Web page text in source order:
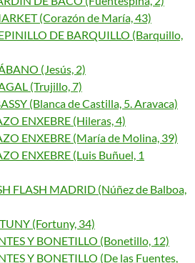
(Corazón de María, 43)
DE BARQUILLO (Barquillo,
(Jesús, 2)
(Trujillo, 7)
(Blanca de Castilla, 5. Aravaca)
ENXEBRE (Hileras, 4)
ENXEBRE (María de Molina, 39)
ENXEBRE (Luis Buñuel, 1
FLASH MADRID (Núñez de Balboa,
(Fortuny, 34)
Y BONETILLO (Bonetillo, 12)
Y BONETILLO (De las Fuentes,